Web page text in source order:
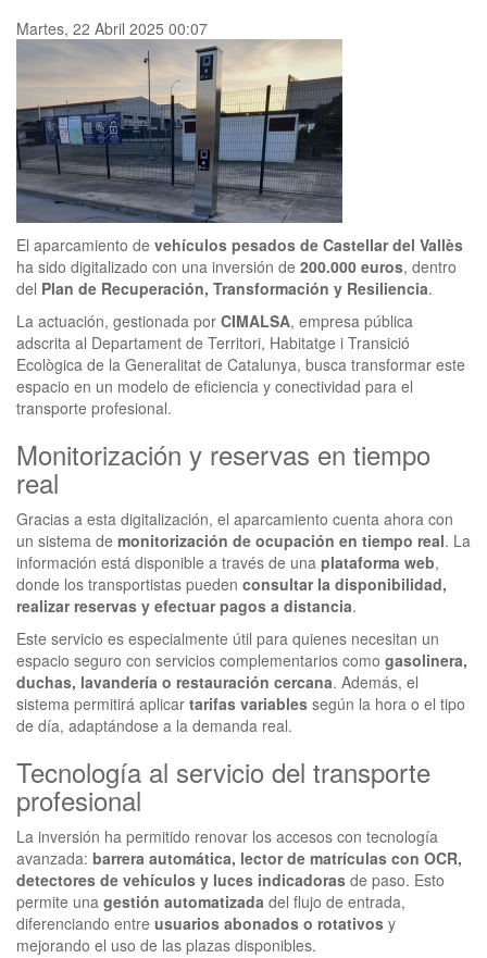
Martes, 22 Abril 2025 00:07
El aparcamiento de vehículos pesados de Castellar del Vallès
ha sido digitalizado con una inversión de 200.000 euros, dentro
del Plan de Recuperación, Transformación y Resiliencia.
La actuación, gestionada por CIMALSA, empresa pública
adscrita al Departament de Territori, Habitatge i Transició
Ecològica de la Generalitat de Catalunya, busca transformar este
espacio en un modelo de eficiencia y conectividad para el
transporte profesional.
Monitorización y reservas en tiempo
real
Gracias a esta digitalización, el aparcamiento cuenta ahora con
un sistema de monitorización de ocupación en tiempo real. La
información está disponible a través de una plataforma web,
donde los transportistas pueden consultar la disponibilidad,
realizar reservas y efectuar pagos a distancia.
Este servicio es especialmente útil para quienes necesitan un
espacio seguro con servicios complementarios como gasolinera,
duchas, lavandería o restauración cercana. Además, el
sistema permitirá aplicar tarifas variables según la hora o el tipo
de día, adaptándose a la demanda real.
Tecnología al servicio del transporte
profesional
La inversión ha permitido renovar los accesos con tecnología
avanzada: barrera automática, lector de matrículas con OCR,
detectores de vehículos y luces indicadoras de paso. Esto
permite una gestión automatizada del flujo de entrada,
diferenciando entre usuarios abonados o rotativos y
mejorando el uso de las plazas disponibles.